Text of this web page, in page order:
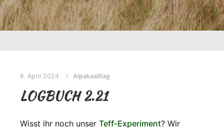
6. April 2024 Alpakaalltag
LOGBUCH 2.21
Wisst ihr noch unser Teff-Experiment? Wir